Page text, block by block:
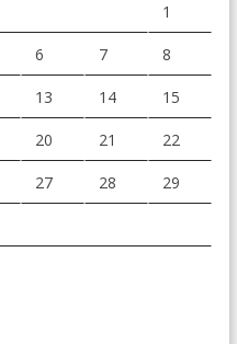
1
6 7 8
13 14 15
20 21 22
27 28 29